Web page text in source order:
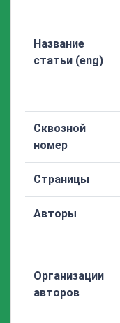
Название
статьи (eng)
Сквозной
номер
Страницы
Авторы
Организации
авторов